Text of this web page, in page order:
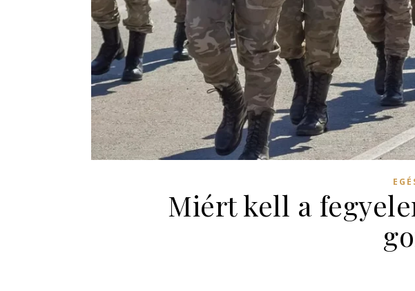
Miért kell a